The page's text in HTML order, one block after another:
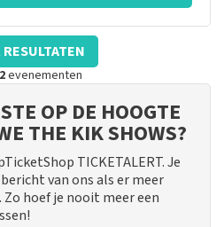
RESULTATEN
evenementen
OP DE HOOGTE
THE KIK SHOWS?
TICKETALERT. Je
van ons als er meer
hoef je nooit meer een